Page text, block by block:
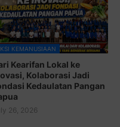
KEMANUSIAAN
Kearifan Lokal ke
Kolaborasi Jadi
Kedaulatan Pangan
26, 2026